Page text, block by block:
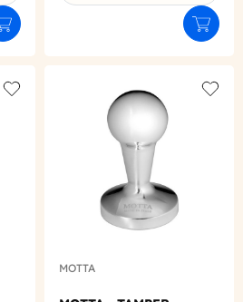
Ajouter au panier
MOTTA